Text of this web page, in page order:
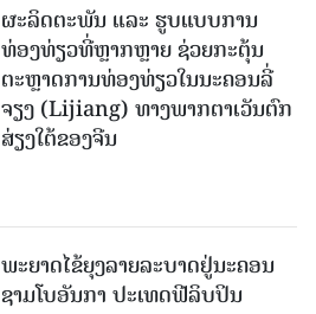
ຜະລິດຕະພັນ ແລະ ຮູບແບບການ
ທ່ອງທ່ຽວທີ່ຫຼາກຫຼາຍ ຊ່ວຍກະຕຸ້ນ
ຕະຫຼາດການທ່ອງທ່ຽວໃນນະຄອນລີ່
ຈຽງ (Lijiang) ທາງພາກຕາເວັນຕົກ
ສ່ຽງໃຕ້ຂອງຈີນ
ພະຍາດໄຂ້ຍຸງລາຍລະບາດຢູ່ນະຄອນ
ຊາມໂບ​ອັນກາ ປະເທດຟີລິບປິນ